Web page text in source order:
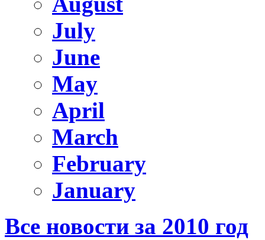
July
June
May
April
March
February
January
Все новости за 2010 год